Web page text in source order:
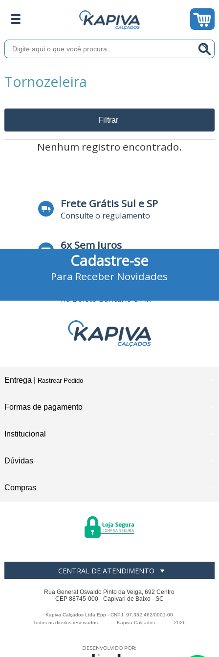
Tornozeleira
Filtrar
Nenhum registro encontrado.
Frete Grátis Sul e SP
Consulte o regulamento
6x Sem Juros
no Cartão de Crédito
no Boleto Bancário e Pix
Cadastre-se
Para Receber Novidades
Entrega | Rastrear Pedido
Formas de pagamento
Institucional
Dúvidas
Compras
CENTRAL DE ATENDIMENTO
Rua General Osvaldo Pinto da Veiga, 692 Centro
CEP 88745-000 - Capivari de Baixo - SC
Kapiva Calçados Ltda Epp - CNPJ: 97.352.462/0001-00
Todos os direitos reservados
- Kapiva Calçados - 2026